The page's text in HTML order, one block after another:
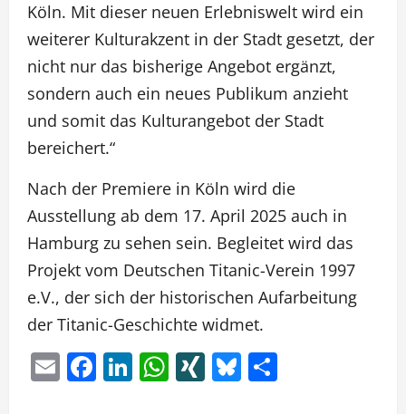
Köln. Mit dieser neuen Erlebniswelt wird ein
weiterer Kulturakzent in der Stadt gesetzt, der
nicht nur das bisherige Angebot ergänzt,
sondern auch ein neues Publikum anzieht
und somit das Kulturangebot der Stadt
bereichert.“
Nach der Premiere in Köln wird die
Ausstellung ab dem 17. April 2025 auch in
Hamburg zu sehen sein. Begleitet wird das
Projekt vom Deutschen Titanic-Verein 1997
e.V., der sich der historischen Aufarbeitung
der Titanic-Geschichte widmet.
EmailFacebook
LinkedIn
WhatsApp
XINGBluesky